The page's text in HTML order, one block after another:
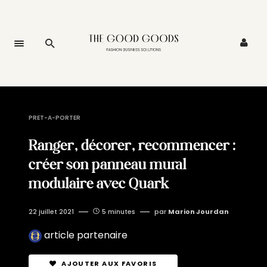
PRET-A-PORTER
Ranger, décorer, recommencer :
créer son panneau mural
modulaire avec Quark
22 juillet 2021 5 minutes par Marion Jourdan
article partenaire
AJOUTER AUX FAVORIS